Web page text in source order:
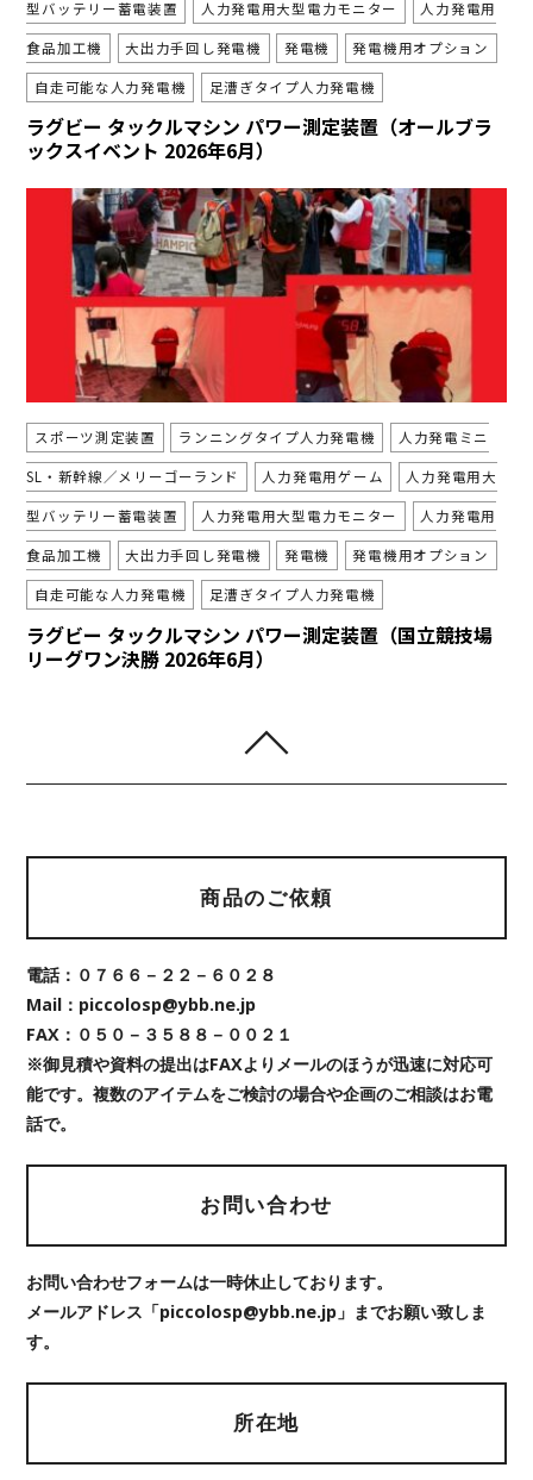
型バッテリー蓄電装置 人力発電用大型電力モニター 人力発電用
食品加工機 大出力手回し発電機 発電機 発電機用オプション
自走可能な人力発電機 足漕ぎタイプ人力発電機
ラグビー タックルマシン パワー測定装置（オールブラ
ックスイベント 2026年6月）
スポーツ測定装置 ランニングタイプ人力発電機 人力発電ミニ
SL・新幹線／メリーゴーランド 人力発電用ゲーム 人力発電用大
型バッテリー蓄電装置 人力発電用大型電力モニター 人力発電用
食品加工機 大出力手回し発電機 発電機 発電機用オプション
自走可能な人力発電機 足漕ぎタイプ人力発電機
ラグビー タックルマシン パワー測定装置（国立競技場
リーグワン決勝 2026年6月）
商品のご依頼
電話：０７６６－２２－６０２８
Mail：piccolosp@ybb.ne.jp
FAX：０５０－３５８８－００２１
※御見積や資料の提出はFAXよりメールのほうが迅速に対応可
能です。複数のアイテムをご検討の場合や企画のご相談はお電
話で。
お問い合わせ
お問い合わせフォームは一時休止しております。
メールアドレス「piccolosp@ybb.ne.jp」までお願い致しま
す。
所在地